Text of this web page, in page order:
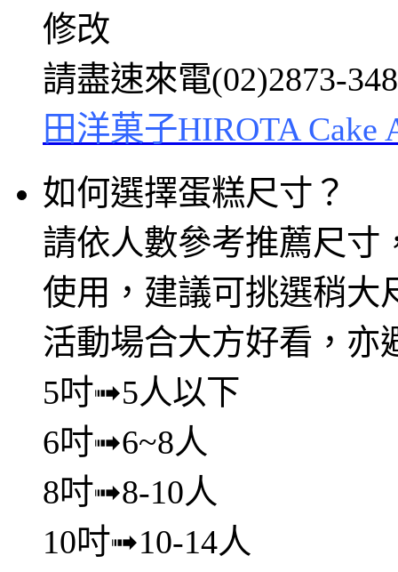
修改
請盡速來電(02)2873-
田洋菓子HIROTA Cake
如何選擇蛋糕尺寸？
請依人數參考推薦尺寸
使用，建議可挑選稍大
活動場合大方好看，亦
5吋➟5人以下
6吋➟6~8人
8吋➟8-10人
10吋➟10-14人